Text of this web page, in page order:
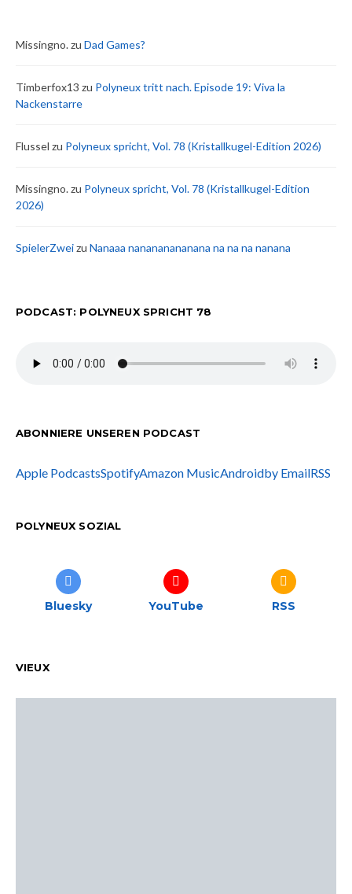
Missingno.zu Dad Games?
Timberfox13 zu Polyneux tritt nach. Episode 19: Viva la
Nackenstarre
Flussel zu Polyneux spricht, Vol. 78 (Kristallkugel-Edition 2026)
Missingno.zu Polyneux spricht, Vol. 78 (Kristallkugel-Edition
2026)
SpielerZweizu Nanaaa nanananananana na na na nanana
PODCAST: POLYNEUX SPRICHT 78
ABONNIERE UNSEREN PODCAST
Apple PodcastsSpotifyAmazon MusicAndroidby EmailRSS
POLYNEUX SOZIAL
Bluesky YouTube RSS
VIEUX